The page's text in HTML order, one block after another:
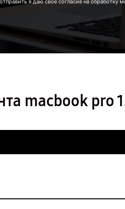
я даю свое согласие на обработку
macbook pro